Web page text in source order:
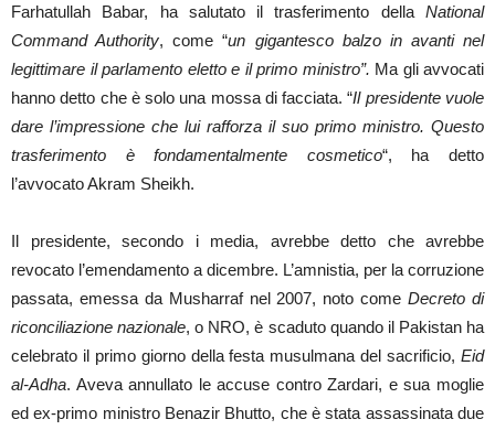
Farhatullah Babar, ha salutato il trasferimento della National
Command Authority, come “un gigantesco balzo in avanti nel
legittimare il parlamento eletto e il primo ministro”. Ma gli avvocati
hanno detto che è solo una mossa di facciata. “Il presidente vuole
dare l’impressione che lui rafforza il suo primo ministro. Questo
trasferimento è fondamentalmente cosmetico“, ha detto
l’avvocato Akram Sheikh.
Il presidente, secondo i media, avrebbe detto che avrebbe
revocato l’emendamento a dicembre. L’amnistia, per la corruzione
passata, emessa da Musharraf nel 2007, noto comeDecreto di
riconciliazione nazionale, o NRO, è scaduto quando il Pakistan ha
celebrato il primo giorno della festa musulmana del sacrificio, Eid
al-Adha. Aveva annullato le accuse contro Zardari, e sua moglie
ed ex-primo ministro Benazir Bhutto, che è stata assassinata due